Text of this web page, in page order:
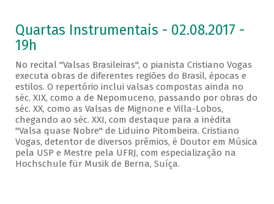
Quartas Instrumentais - 02.08.2017 -
19h
No recital "Valsas Brasileiras", o pianista Cristiano Vogas
executa obras de diferentes regiões do Brasil, épocas e
estilos. O repertório inclui valsas compostas ainda no
séc. XIX, como a de Nepomuceno, passando por obras do
séc. XX, como as Valsas de Mignone e Villa-Lobos,
chegando ao séc. XXI, com destaque para a inédita
"Valsa quase Nobre" de Liduino Pitombeira. Cristiano
Vogas, detentor de diversos prêmios, é Doutor em Música
pela USP e Mestre pela UFRJ, com especialização na
Hochschule für Musik de Berna, Suíça.